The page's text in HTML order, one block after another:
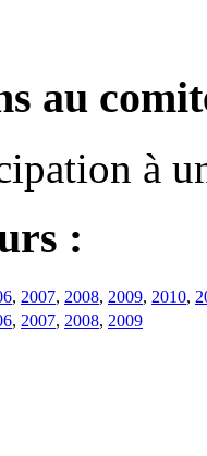
au
à
:
, 2007, 2008, 2009, 2010,
, 2007, 2008, 2009